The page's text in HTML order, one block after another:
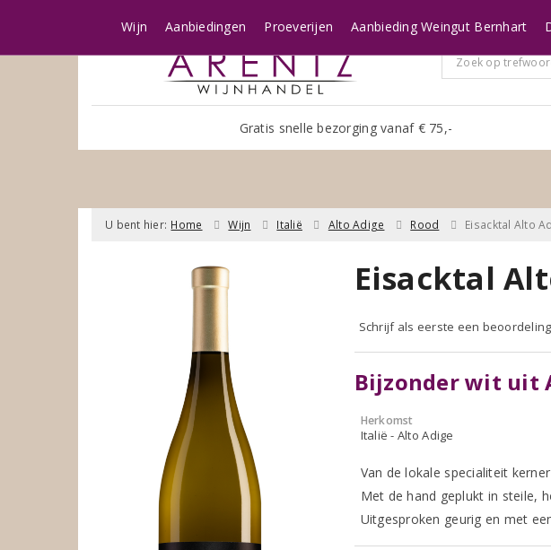
Gratis snelle bezorging vanaf € 75,-
Wijn Aanbiedingen Proeverijen Aanbieding Weingut Bernhart
U bent hier: Home Wijn Italië Alto Adige Rood Eisacktal Alto
Eisacktal
Schrijf als eerste een beoordeling
Bijzonder wit uit
Herkomst
Italië - Alto Adige
Van de lokale specialiteit kerner
Met de hand geplukt in steile,
Uitgesproken geurig en met